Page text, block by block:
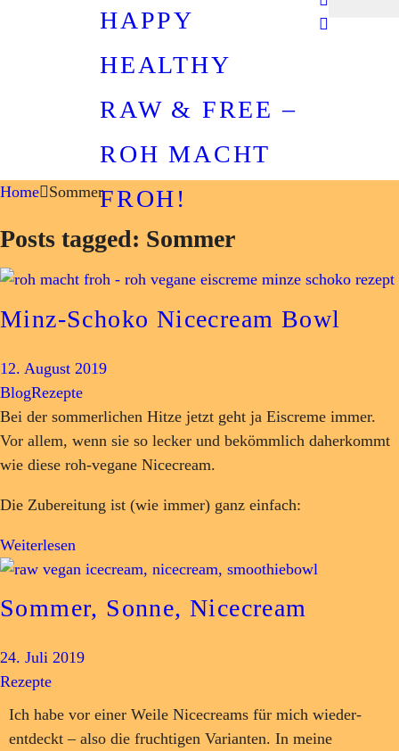
HAPPY
HEALTHY
RAW & FREE –
ROH MACHT
FROH!
Home Sommer
Posts tagged: Sommer
Minz-Schoko Nicecream Bowl
12. August 2019
BlogRezepte
Bei der sommerlichen Hitze jetzt geht ja Eiscreme immer.
Vor allem, wenn sie so lecker und bekömmlich daherkommt
wie diese roh-vegane Nicecream.
Die Zubereitung ist (wie immer) ganz einfach:
Weiterlesen
Sommer, Sonne, Nicecream
24. Juli 2019
Rezepte
Ich habe vor einer Weile Nicecreams für mich wieder-
entdeckt – also die fruchtigen Varianten. In meine